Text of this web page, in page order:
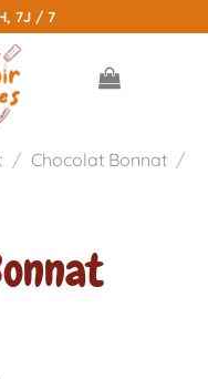
7J / 7
/ Chocolat Bonnat /